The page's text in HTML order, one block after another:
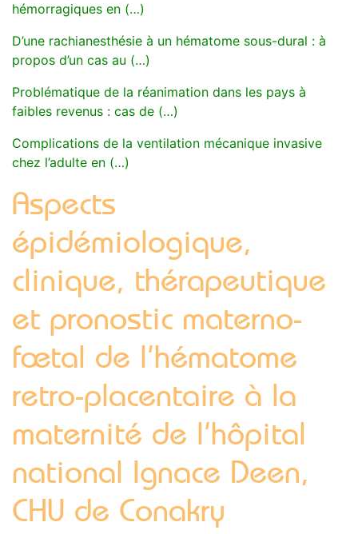
hémorragiques en (…)
D’une rachianesthésie à un hématome sous-dural : à
propos d’un cas au (…)
Problématique de la réanimation dans les pays à
faibles revenus : cas de (…)
Complications de la ventilation mécanique invasive
chez l’adulte en (…)
Aspects
épidémiologique,
clinique, thérapeutique
et pronostic materno-
fœtal de l’hématome
retro-placentaire à la
maternité de l’hôpital
national Ignace Deen,
CHU de Conakry